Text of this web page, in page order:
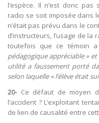
l’espèce. Il n’est donc
radio se soit imposée dans
n’était pas prévu dans le
d’instructeurs, l’usage de
toutefois que ce témoin a
pédagogique appréciable »
utilité a faussement porté
selon laquelle « l’élève était
20-Ce défaut de moyen
l’accident ? L’exploitant
de lien de causalité entre